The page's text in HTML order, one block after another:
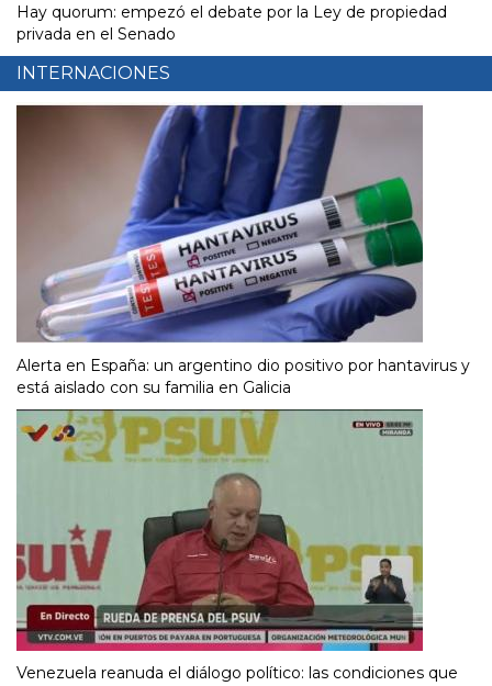
Hay quorum: empezó el debate por la Ley de propiedad
privada en el Senado
INTERNACIONES
Alerta en España: un argentino dio positivo por hantavirus y
está aislado con su familia en Galicia
Venezuela reanuda el diálogo político: las condiciones que